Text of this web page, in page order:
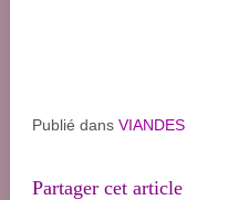
Publié dans VIANDES
Partager cet article